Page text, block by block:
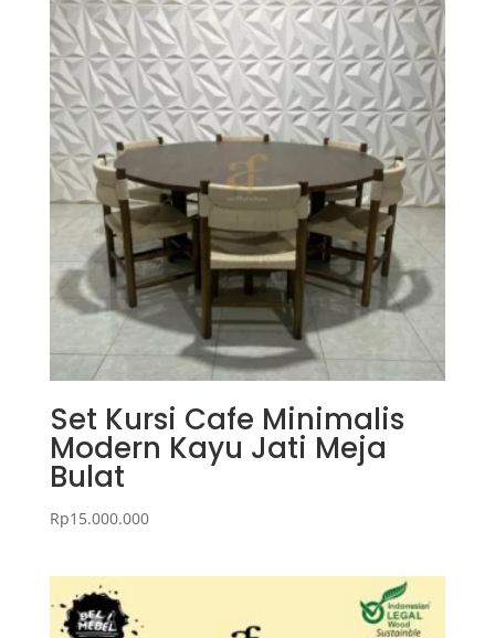
Set Kursi Cafe Minimalis
Modern Kayu Jati Meja
Bulat
Rp15.000.000